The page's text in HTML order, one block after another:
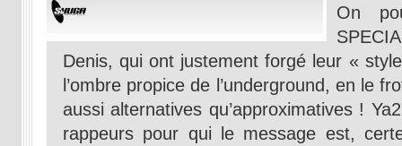
On
Denis, qui ont justement forgé leur «
l’ombre propice de l’underground, en le
aussi alternatives qu’approximatives !
rappeurs pour qui le message est,